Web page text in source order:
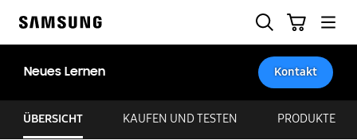
Neues Lernen Kontakt
ÜBERSICHT KAUFEN UND TESTEN PRODUKTE